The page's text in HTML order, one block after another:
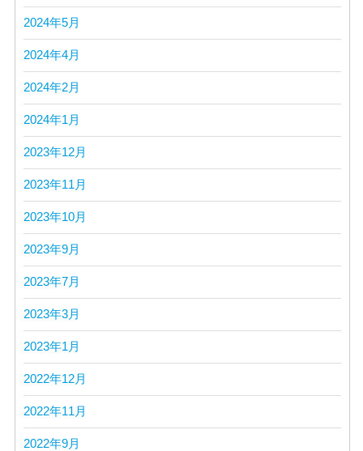
2024年5月
2024年4月
2024年2月
2024年1月
2023年12月
2023年11月
2023年10月
2023年9月
2023年7月
2023年3月
2023年1月
2022年12月
2022年11月
2022年9月